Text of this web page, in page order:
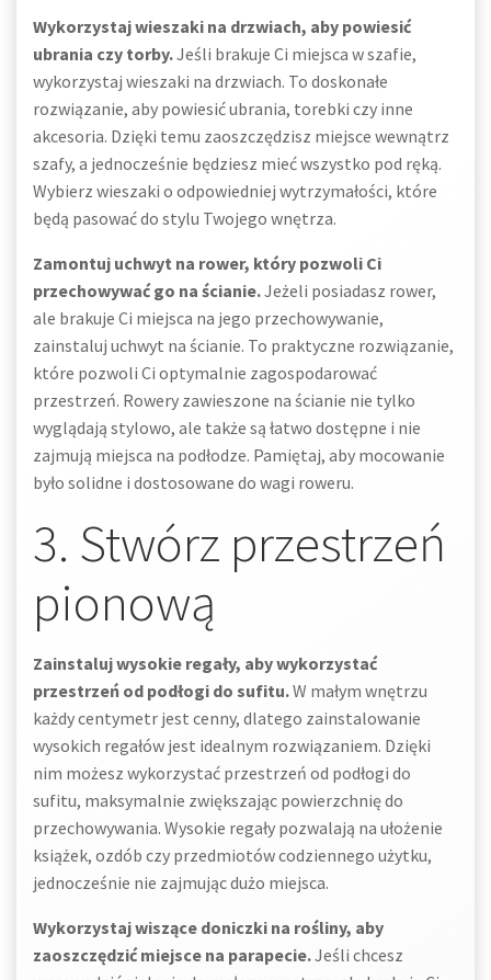
Wykorzystaj wieszaki na drzwiach, aby powiesić
ubrania czy torby.Jeśli brakuje Ci miejsca w szafie,
wykorzystaj wieszaki na drzwiach. To doskonałe
rozwiązanie, aby powiesić ubrania, torebki czy inne
akcesoria. Dzięki temu zaoszczędzisz miejsce wewnątrz
szafy, a jednocześnie będziesz mieć wszystko pod ręką.
Wybierz wieszaki o odpowiedniej wytrzymałości, które
będą pasować do stylu Twojego wnętrza.
Zamontuj uchwyt na rower, który pozwoli Ci
przechowywać go na ścianie.Jeżeli posiadasz rower,
ale brakuje Ci miejsca na jego przechowywanie,
zainstaluj uchwyt na ścianie. To praktyczne rozwiązanie,
które pozwoli Ci optymalnie zagospodarować
przestrzeń. Rowery zawieszone na ścianie nie tylko
wyglądają stylowo, ale także są łatwo dostępne i nie
zajmują miejsca na podłodze. Pamiętaj, aby mocowanie
było solidne i dostosowane do wagi roweru.
3. Stwórz przestrzeń
pionową
Zainstaluj wysokie regały, aby wykorzystać
przestrzeń od podłogi do sufitu.W małym wnętrzu
każdy centymetr jest cenny, dlatego zainstalowanie
wysokich regałów jest idealnym rozwiązaniem. Dzięki
nim możesz wykorzystać przestrzeń od podłogi do
sufitu, maksymalnie zwiększając powierzchnię do
przechowywania. Wysokie regały pozwalają na ułożenie
książek, ozdób czy przedmiotów codziennego użytku,
jednocześnie nie zajmując dużo miejsca.
Wykorzystaj wiszące doniczki na rośliny, aby
zaoszczędzić miejsce na parapecie.Jeśli chcesz